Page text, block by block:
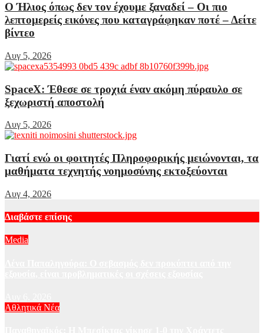
Ο Ήλιος όπως δεν τον έχουμε ξαναδεί – Οι πιο
λεπτομερείς εικόνες που καταγράφηκαν ποτέ – Δείτε
βίντεο
Αυγ 5, 2026
SpaceX: Έθεσε σε τροχιά έναν ακόμη πύραυλο σε
ξεχωριστή αποστολή
Αυγ 5, 2026
Γιατί ενώ οι φοιτητές Πληροφορικής μειώνονται, τα
μαθήματα τεχνητής νοημοσύνης εκτοξεύονται
Αυγ 4, 2026
Διαβάστε επίσης
Media
Αθλητικά Νέα